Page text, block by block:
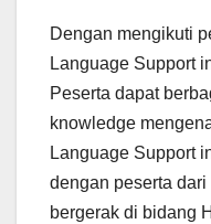
Dengan mengikuti
Language Support
Peserta dapat
knowledge
Language Support
dengan peserta
bergerak di bidang